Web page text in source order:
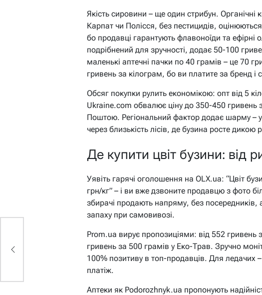
Якість сировини – ще один стрибун. Органічні
Карпат чи Полісся, без пестицидів,
бо продавці гарантують флавоноїди та ефірні
подрібнений для зручності, додає 50-100
маленькі аптечні пачки по 40 грамів – це 70
гривень за кілограм, бо ви платите за бренд і
Обсяг покупки рулить економікою: опт від 5
Ukraine.com обвалює ціну до 350-450
Поштою. Регіональний фактор додає шарму –
через близькість лісів, де бузина росте
Де купити цвіт бузини: від
Уявіть гарячі оголошення на OLX.ua: “Цвіт
грн/кг” – і ви вже дзвоните продавцю з фото
збирачі продають напряму, без посередників,
запаху при самовивозі.
Prom.ua вирує пропозиціями: від 552 гривень
гривень за 500 грамів у Еко-Трав. Зручно
100% позитиву в топ-продавців. Для ледачих
платіж.
Аптеки як Podorozhnyk.ua пропонують